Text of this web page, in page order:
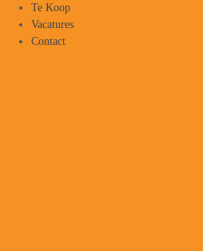
Te Koop
Vacatures
Contact